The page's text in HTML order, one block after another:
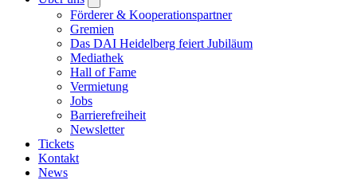
submenu
Förderer & Kooperationspartner
Gremien
Das DAI Heidelberg feiert Jubiläum
Mediathek
Hall of Fame
Vermietung
Jobs
Barrierefreiheit
Newsletter
Tickets
Kontakt
News